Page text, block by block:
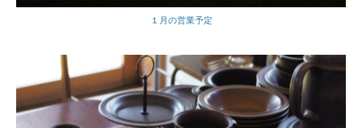
１月の営業予定